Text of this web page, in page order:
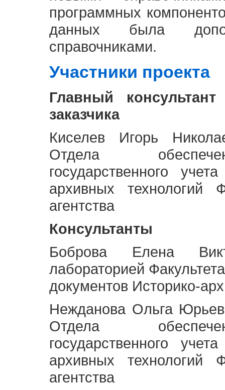
программных
данных была
справочниками.
Участники проекта
Главный
заказчика
Киселев Игорь
Отдела
государственного
архивных технологий
агентства
Консультанты
Боброва Елена
лабораторией
документов Историко-
Нежданова Ольга
Отдела
государственного
архивных технологий
агентства